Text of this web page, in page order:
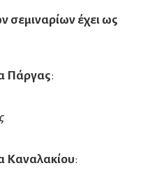
σεμιναρίων έχει ως
Πάργας:
Καναλακίου: